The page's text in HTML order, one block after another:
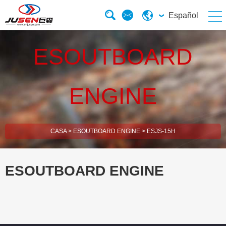
Español
ESOUTBOARD
ENGINE
CASA> ESOUTBOARD ENGINE > ESJS-15H
ESOUTBOARD ENGINE
esHedge Trimmer